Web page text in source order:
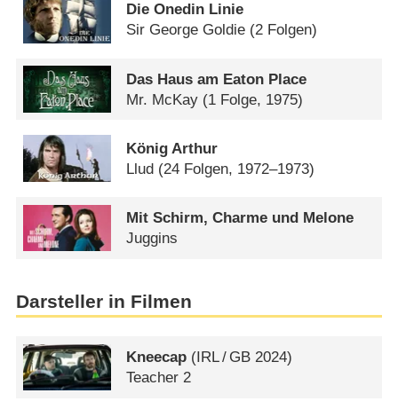
Die Onedin Linie
Sir George Goldie (2 Folgen)
Das Haus am Eaton Place
Mr. McKay (1 Folge, 1975)
König Arthur
Llud (24 Folgen, 1972–1973)
Mit Schirm, Charme und Melone
Juggins
Darsteller in Filmen
Kneecap (IRL/ GB 2024)
Teacher 2